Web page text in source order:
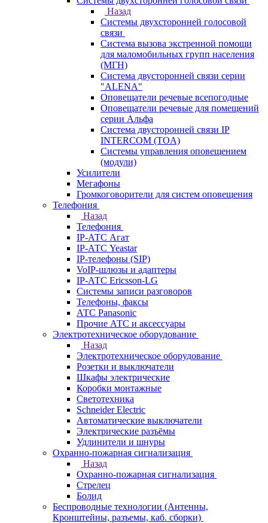
Назад
Системы двухсторонней голосовой
связи
Система вызова экстренной помощи
для маломобильных групп населения
(МГН)
Система двусторонней связи серии
"ALENA"
Оповещатели речевые всепогодные
Оповещатели речевые для помещений
серии Альфа
Система двусторонней связи IP
INTERCOM (TOA)
Системы управления оповещением
(модули)
Усилители
Мегафоны
Громкоговорители для систем оповещения
Телефония
Назад
Телефония
IP-АТС Агат
IP-АТС Yeastar
IP-телефоны (SIP)
VoIP-шлюзы и адаптеры
IP-АТС Ericsson-LG
Системы записи разговоров
Телефоны, факсы
АТС Panasonic
Прочие АТС и аксессуары
Электротехническое оборудование
Назад
Электротехническое оборудование
Розетки и выключатели
Шкафы электрические
Коробки монтажные
Светотехника
Schneider Electric
Автоматические выключатели
Электрические разъёмы
Удлинители и шнуры
Охранно-пожарная сигнализация
Назад
Охранно-пожарная сигнализация
Стрелец
Болид
Беспроводные технологии (Антенны,
Кронштейны, разъемы, каб. сборки)